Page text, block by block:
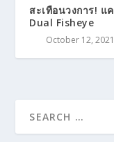
สะเทือนวงการ! แ
Dual Fisheye
October 12, 2021